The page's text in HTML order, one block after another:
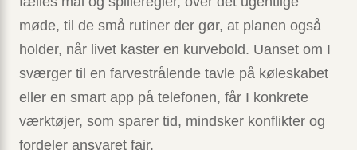
møde, til de små rutiner der gør, at planen også
holder, når livet kaster en kurvebold. Uanset om I
sværger til en farvestrålende tavle på køleskabet
eller en smart app på telefonen, får I konkrete
værktøjer, som sparer tid, mindsker konflikter og
fordeler ansvaret fair.